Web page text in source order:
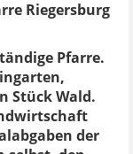
Riegersburg
Pfarre.
Stück Wald.
der